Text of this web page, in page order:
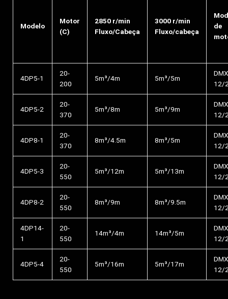
Modelo
Motor
(C)
2850 r/min
Fluxo/Cabeça
3000 r/min
Fluxo/cabeça
de
4DP5-1
20-
200
5m³/4m 5m³/5m
12/
4DP5-2
20-
370
5m³/8m 5m³/9m
12/
4DP8-1
20-
370
8m³/4.5m 8m³/5m
12/
4DP5-3
20-
550
5m³/12m 5m³/13m
12/
4DP8-2
20-
550
8m³/9m 8m³/9.5m
12/
4DP14-
1
20-
550
14m³/4m 14m³/5m
12/
4DP5-4
20-
550
5m³/16m 5m³/17m
12/